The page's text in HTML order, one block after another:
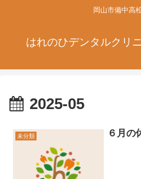
岡山市備中高
はれのひデンタルクリ
2025-05
未分類 ６月の